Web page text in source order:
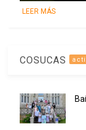
LEER MÁS
COSUCAS